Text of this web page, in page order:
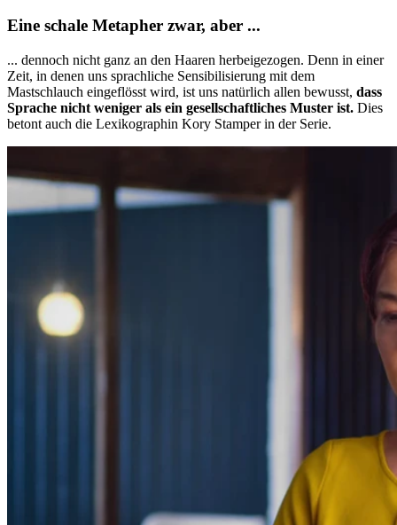
Eine schale Metapher zwar, aber ...
... dennoch nicht ganz an den Haaren herbeigezogen. Denn in einer
Zeit, in denen uns sprachliche Sensibilisierung mit dem
Mastschlauch eingeflösst wird, ist uns natürlich allen bewusst, dass
Sprache nicht weniger als ein gesellschaftliches Muster ist. Dies
betont auch die Lexikographin Kory Stamper in der Serie.